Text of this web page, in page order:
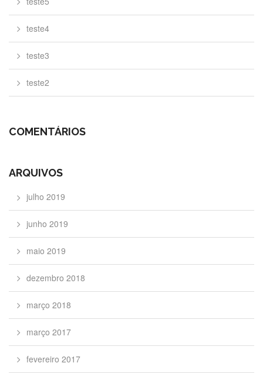
teste4
teste3
teste2
COMENTÁRIOS
ARQUIVOS
julho 2019
junho 2019
maio 2019
dezembro 2018
março 2018
março 2017
fevereiro 2017